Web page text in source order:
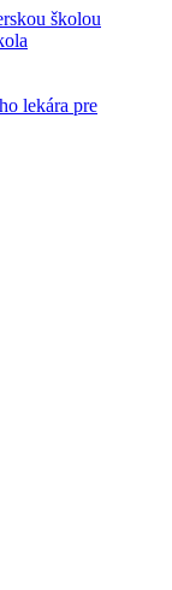
školou
lekára pre